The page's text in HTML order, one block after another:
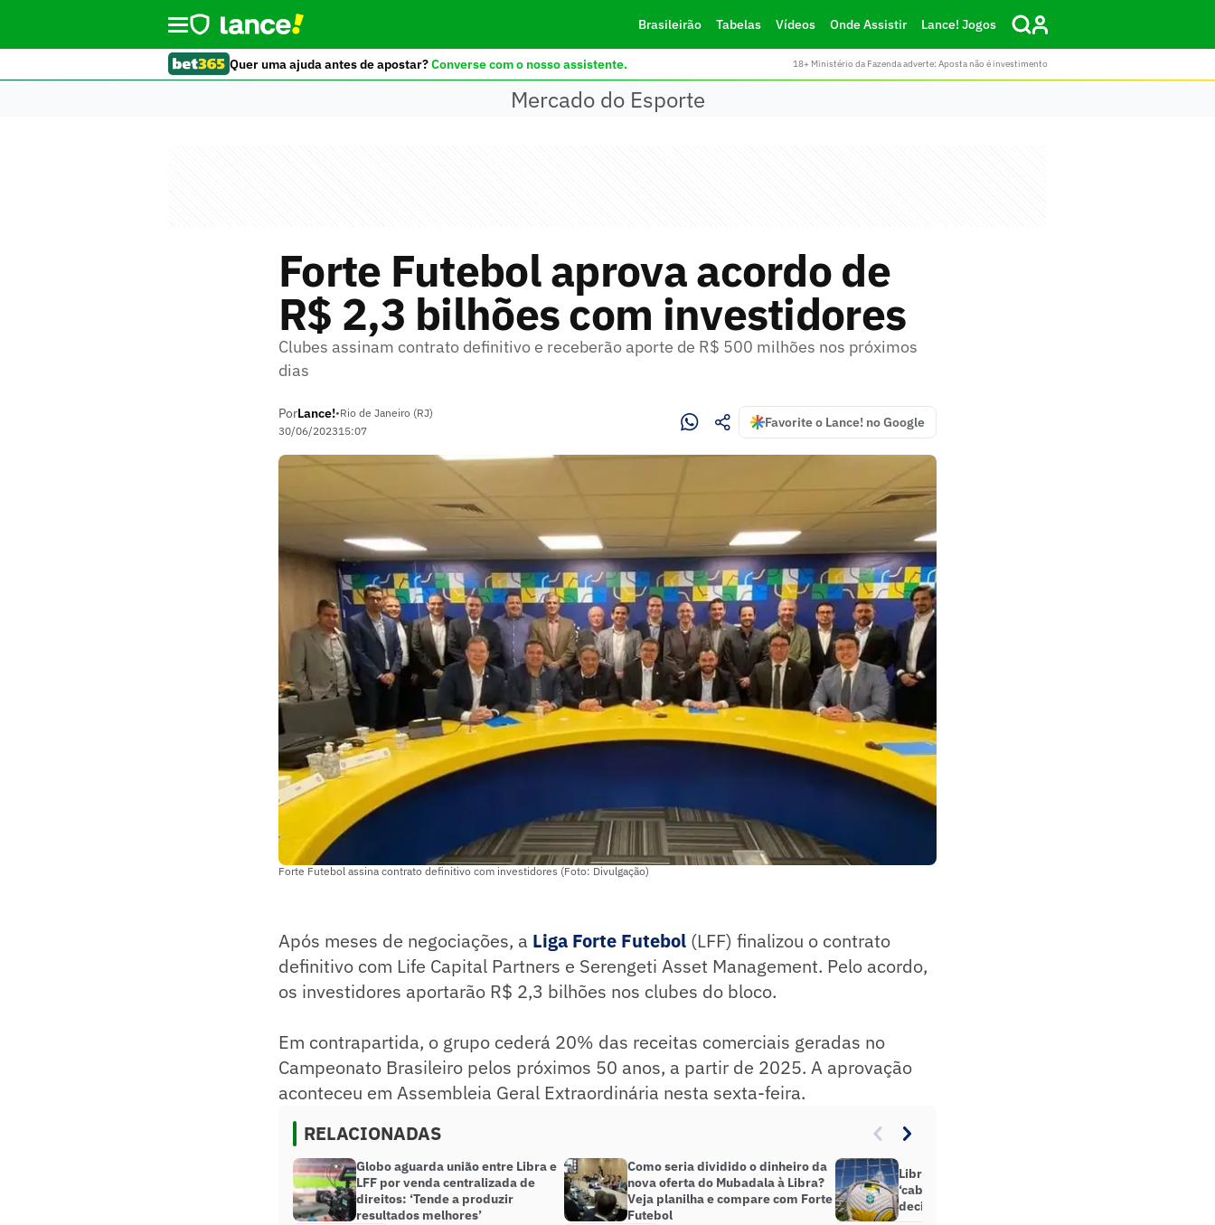
Brasileirão Tabelas Vídeos Onde Assistir Lance! Jogos
Quer uma ajuda antes de apostar?Converse com o nosso assistente. 18+ Ministério da Fazenda adverte: Aposta não é investimento
Mercado do Esporte
Forte Futebol aprova acordo de
R$ 2,3 bilhões com investidores
Clubes assinam contrato definitivo e receberão aporte de R$ 500 milhões nos próximos
dias
PorLance!•Rio de Janeiro (RJ)
30/06/202315:07
Favorite o Lance! no Google
Forte Futebol assina contrato definitivo com investidores (Foto: Divulgação)
Após meses de negociações, a Liga Forte Futebol (LFF) finalizou o contrato
definitivo com Life Capital Partners e Serengeti Asset Management. Pelo acordo,
os investidores aportarão R$ 2,3 bilhões nos clubes do bloco.
Em contrapartida, o grupo cederá 20% das receitas comerciais geradas no
Campeonato Brasileiro pelos próximos 50 anos, a partir de 2025. A aprovação
aconteceu em Assembleia Geral Extraordinária nesta sexta-feira.
RELACIONADAS
Globo aguarda união entre Libra e
LFF por venda centralizada de
direitos: ‘Tende a produzir
resultados melhores’
Como seria dividido o dinheiro da
nova oferta do Mubadala à Libra?
Veja planilha e compare com Forte
Futebol
Libra e Forte Futebol acentuam
‘cabo de guerra’ e iniciam mês
decisivo por liga única